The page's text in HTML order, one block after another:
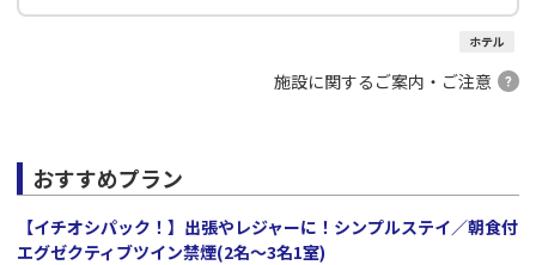
ホテル
施設に関するご案内・ご注意
おすすめプラン
【イチオシパック！】出張やレジャーに！シンプルステイ／朝食付
エグゼクティブツイン禁煙(2名～3名1室)